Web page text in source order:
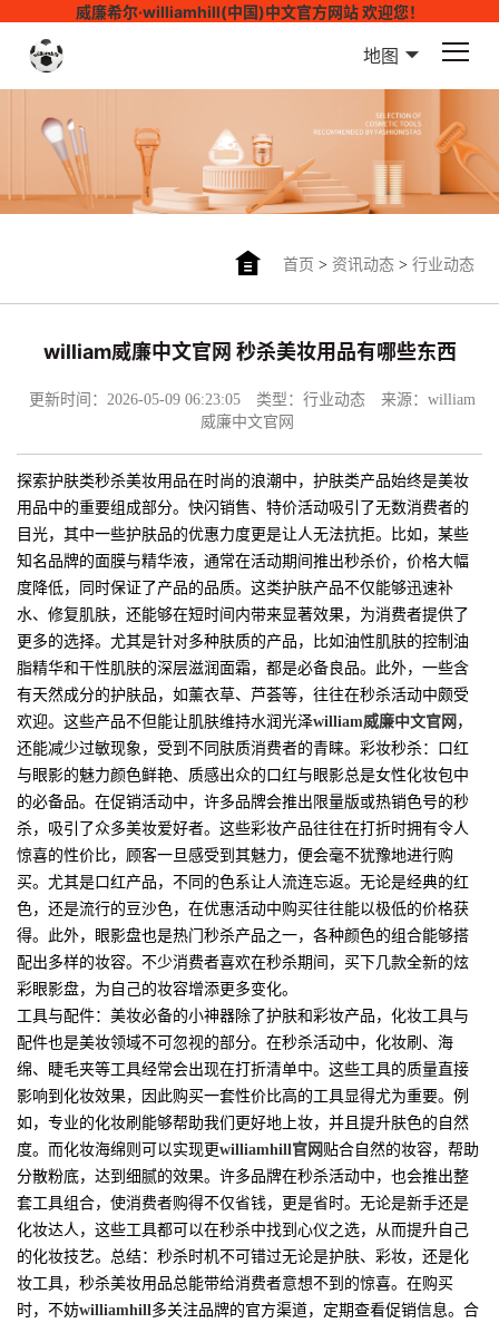
威廉希尔·williamhill(中国)中文官方网站 欢迎您！
地图
首页 > 资讯动态> 行业动态
william威廉中文官网 秒杀美妆用品有哪些东西
更新时间：2026-05-09 06:23:05 类型：行业动态
来源：william
威廉中文官网
探索护肤类秒杀美妆用品在时尚的浪潮中，护肤类产品始终是美妆
用品中的重要组成部分。快闪销售、特价活动吸引了无数消费者的
目光，其中一些护肤品的优惠力度更是让人无法抗拒。比如，某些
知名品牌的面膜与精华液，通常在活动期间推出秒杀价，价格大幅
度降低，同时保证了产品的品质。这类护肤产品不仅能够迅速补
水、修复肌肤，还能够在短时间内带来显著效果，为消费者提供了
更多的选择。尤其是针对多种肤质的产品，比如油性肌肤的控制油
脂精华和干性肌肤的深层滋润面霜，都是必备良品。此外，一些含
有天然成分的护肤品，如薰衣草、芦荟等，往往在秒杀活动中颇受
欢迎。这些产品不但能让肌肤维持水润光泽william威廉中文官网 ，
还能减少过敏现象，受到不同肤质消费者的青睐。彩妆秒杀：口红
与眼影的魅力颜色鲜艳、质感出众的口红与眼影总是女性化妆包中
的必备品。在促销活动中，许多品牌会推出限量版或热销色号的秒
杀，吸引了众多美妆爱好者。这些彩妆产品往往在打折时拥有令人
惊喜的性价比，顾客一旦感受到其魅力，便会毫不犹豫地进行购
买。尤其是口红产品，不同的色系让人流连忘返。无论是经典的红
色，还是流行的豆沙色，在优惠活动中购买往往能以极低的价格获
得。此外，眼影盘也是热门秒杀产品之一，各种颜色的组合能够搭
配出多样的妆容。不少消费者喜欢在秒杀期间，买下几款全新的炫
彩眼影盘，为自己的妆容增添更多变化。
工具与配件：美妆必备的小神器除了护肤和彩妆产品，化妆工具与
配件也是美妆领域不可忽视的部分。在秒杀活动中，化妆刷、海
绵、睫毛夹等工具经常会出现在打折清单中。这些工具的质量直接
影响到化妆效果，因此购买一套性价比高的工具显得尤为重要。例
如，专业的化妆刷能够帮助我们更好地上妆，并且提升肤色的自然
度。而化妆海绵则可以实现更williamhill官网 贴合自然的妆容，帮助
分散粉底，达到细腻的效果。许多品牌在秒杀活动中，也会推出整
套工具组合，使消费者购得不仅省钱，更是省时。无论是新手还是
化妆达人，这些工具都可以在秒杀中找到心仪之选，从而提升自己
的化妆技艺。总结：秒杀时机不可错过无论是护肤、彩妆，还是化
妆工具，秒杀美妆用品总能带给消费者意想不到的惊喜。在购买
时，不妨williamhill多关注品牌的官方渠道，定期查看促销信息。合